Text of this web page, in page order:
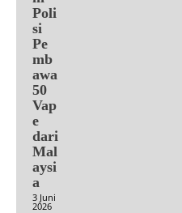
Poli
si
Pe
mb
awa
50
Vap
e
dari
Mal
aysi
a
3 Juni
2026